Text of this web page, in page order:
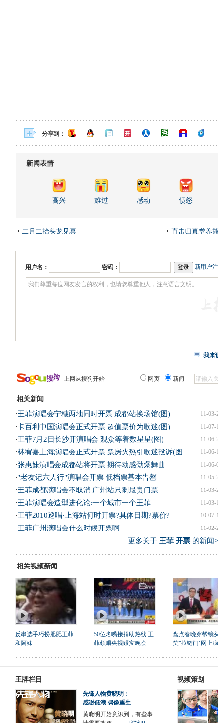
分享到：
新闻表情
高兴 难过 感动 愤怒
二月二抬头龙见喜 直击归真堂养
用户名： 密码： 新用户
我来
上网从搜狗开始 网页 新闻
相关新闻
11-03-
·王菲演唱会宁穗两地同时开票 成都站换场馆(图)
11-07-
·卡百利中国演唱会正式开票 超值票价为歌迷(图)
11-06-
·王菲7月2日长沙开演唱会 观众等着数星星(图)
11-06-
·林宥嘉上海演唱会正式开票 票房火热引歌迷投诉(图
11-06-
·张惠妹演唱会成都站将开票 期待动感劲爆舞曲
11-05-
·"老友记六人行"演唱会开票 低档票基本告罄
11-03-
·王菲成都演唱会不取消 广州站只剩最贵门票
11-03-
·王菲演唱会造型进化论:一个城市一个王菲
10-07-
·王菲2010巡唱·上海站何时开票?具体日期?票价?
11-02-
·王菲广州演唱会什么时候开票啊
更多关于 王菲 开票的新闻
相关视频新闻
反串选手巧扮肥肥王菲
和阿妹
50位名嘴接捐助热线 王
菲领唱央视赈灾晚会
盘点春晚穿帮镜
笑"拉链门"网上
王牌栏目
先锋人物黄晓明：
感谢低潮 偶像重生
黄晓明开始意识到，有些事
视频策划